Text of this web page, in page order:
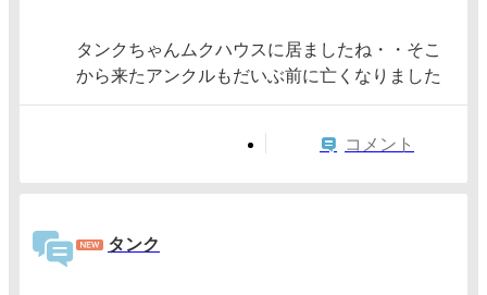
タンクちゃんムクハウスに居ましたね・・そこ
から来たアンクルもだいぶ前に亡くなりました
コメント
タンク